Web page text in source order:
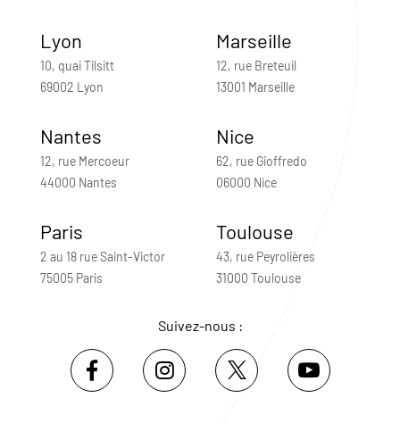
Lyon
10, quai Tilsitt
69002 Lyon
Marseille
12, rue Breteuil
13001 Marseille
Nantes
12, rue Mercoeur
44000 Nantes
Nice
62, rue Gioffredo
06000 Nice
Paris
2 au 18 rue Saint-Victor
75005 Paris
Toulouse
43, rue Peyrolières
31000 Toulouse
Suivez-nous :